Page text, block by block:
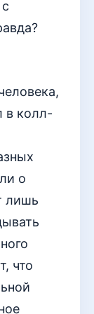
в колл-
о
лишь
что